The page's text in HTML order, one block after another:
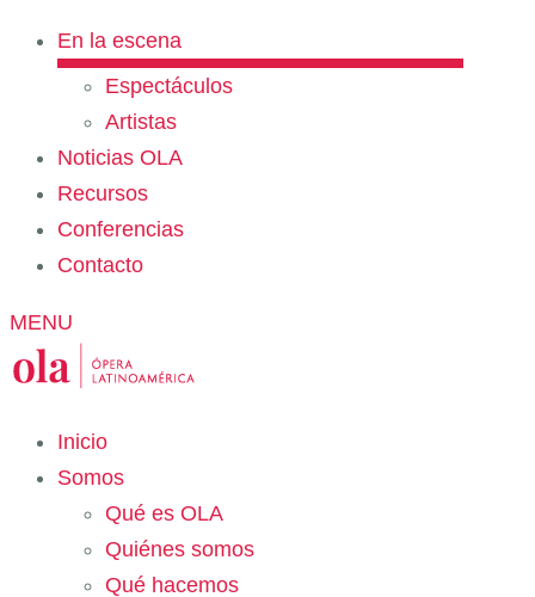
En la escena
Espectáculos
Artistas
Noticias OLA
Recursos
Conferencias
Contacto
MENU
Inicio
Somos
Qué es OLA
Quiénes somos
Qué hacemos